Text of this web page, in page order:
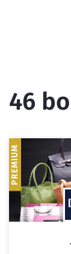
46
PREMIUM